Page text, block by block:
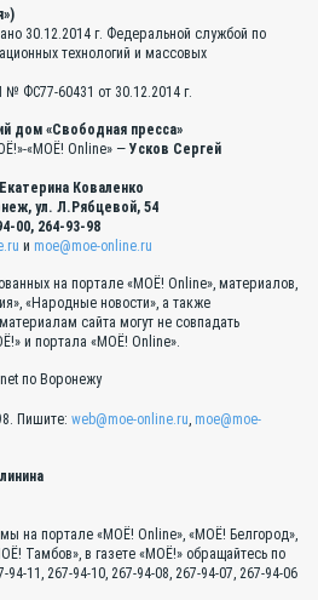
30.12.2014 г. Федеральной службой по
технологий и массовых
ФС77-60431 от 30.12.2014 г.
дом «Свободная пресса»
«МОЁ! Online» — Усков Сергей
Екатерина Коваленко
ул. Л.Рябцевой, 54
00, 264-93-98
и moe@moe-online.ru
на портале «МОЁ! Online», материалов,
«Народные новости», а также
сайта могут не совпадать
и портала «МОЁ! Online».
по Воронежу
Пишите: web@moe-online.ru moe@moe-
на портале «МОЁ! Online», «МОЁ! Белгород»,
Тамбов», в газете «МОЁ!» обращайтесь по
11, 267-94-10, 267-94-08, 267-94-07, 267-94-06